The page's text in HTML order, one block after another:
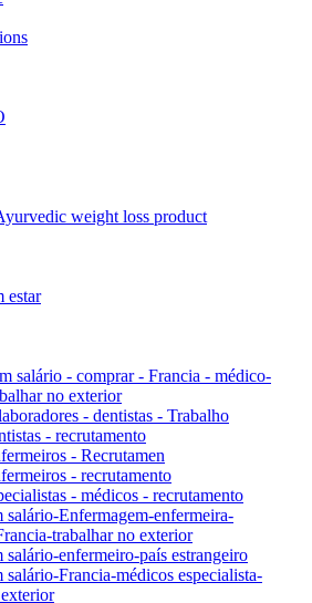
weight loss product
estar
salário - comprar - Francia - médico-
no exterior
- dentistas - Trabalho
- recrutamento
- Recrutamen
- recrutamento
- médicos - recrutamento
salário-Enfermagem-enfermeira-
trabalhar no exterior
salário-enfermeiro-país estrangeiro
Francia-médicos especialista-